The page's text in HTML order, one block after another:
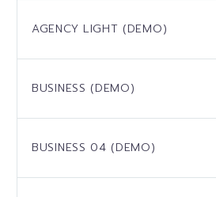
AGENCY LIGHT (DEMO)
BUSINESS (DEMO)
BUSINESS 04 (DEMO)